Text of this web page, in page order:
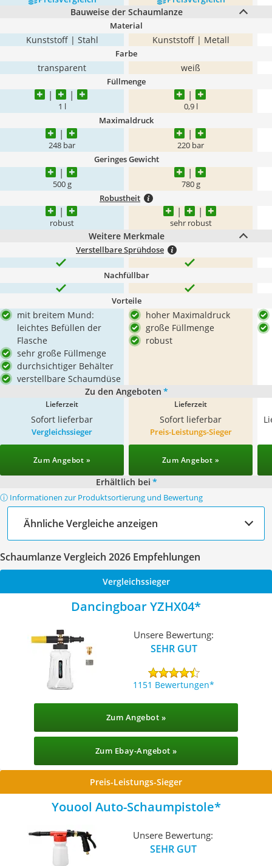
Bauweise der Schaumlanze
Material
Kunststoff | Stahl Kunststoff | Metall
Farbe
transparent weiß
Füllmenge
1 l 0,9 l
Maximaldruck
248 bar 220 bar
Geringes Gewicht
500 g 780 g
Robustheit
robust sehr robust
Weitere Merkmale
Verstellbare Sprühdose
Nachfüllbar
Vorteile
mit breitem Mund:
leichtes Befüllen der
Flasche
sehr große Füllmenge
durchsichtiger Behälter
verstellbare Schaumdüse
hoher Maximaldruck
große Füllmenge
robust
Zu den Angeboten *
Lieferzeit
Sofort lieferbar
Lieferzeit
Sofort lieferbar
Vergleichssieger
Zum Angebot »
Preis-Leistungs-Sieger
Zum Angebot »
Erhältlich bei *
ⓘ Informationen zur Produktsortierung und Bewertung
Ähnliche Vergleiche anzeigen
Schaumlanze Vergleich 2026 Empfehlungen
Vergleichssieger
Dancingboar YZHX04
Unsere Bewertung:
SEHR GUT
1151 Bewertungen
Zum Angebot »
Zum Ebay-Angebot »
Preis-Leistungs-Sieger
Youool Auto-Schaumpistole
Unsere Bewertung:
SEHR GUT